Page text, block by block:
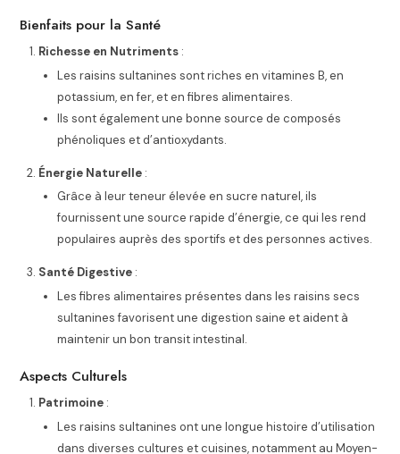
Bienfaits pour la Santé
Richesse en Nutriments :
Les raisins sultanines sont riches en vitamines B, en
potassium, en fer, et en fibres alimentaires.
Ils sont également une bonne source de composés
phénoliques et d’antioxydants.
Énergie Naturelle :
Grâce à leur teneur élevée en sucre naturel, ils
fournissent une source rapide d’énergie, ce qui les rend
populaires auprès des sportifs et des personnes actives.
Santé Digestive :
Les fibres alimentaires présentes dans les raisins secs
sultanines favorisent une digestion saine et aident à
maintenir un bon transit intestinal.
Aspects Culturels
Patrimoine :
Les raisins sultanines ont une longue histoire d’utilisation
dans diverses cultures et cuisines, notamment au Moyen-